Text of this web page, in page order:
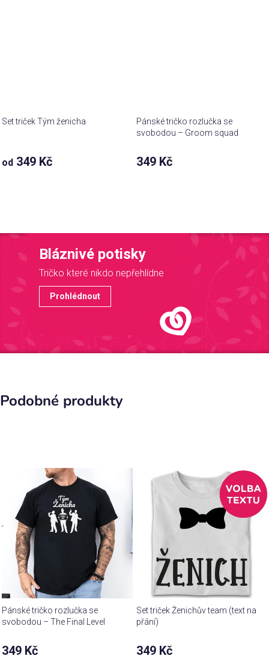
Set triček Tým ženicha
od 349 Kč
Pánské tričko rozlučka se
svobodou – Groom squad
349 Kč
Bláznivé potisky
Tričko které nikdo nepřehlídne
Prohlédnout
Podobné produkty
Pánské tričko rozlučka se
svobodou – The Final Level
349 Kč
Set triček Ženichův team (text na
přání)
349 Kč